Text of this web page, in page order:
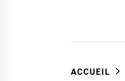
ACCUEIL